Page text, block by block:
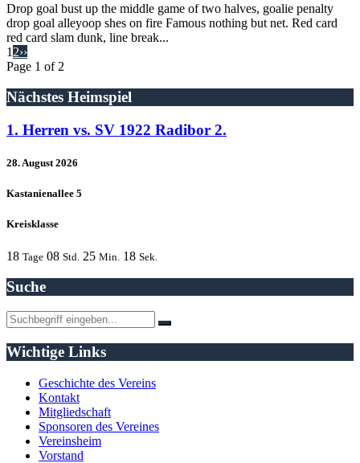
Drop goal bust up the middle game of two halves, goalie penalty
drop goal alleyoop shes on fire Famous nothing but net. Red card
red card slam dunk, line break...
1 2››
Page 1 of 2
Nächstes Heimspiel
1. Herren vs. SV 1922 Radibor 2.
28. August 2026
Kastanienallee 5
Kreisklasse
18 Tage 08 Std. 25 Min. 18 Sek.
Suche
Wichtige Links
Geschichte des Vereins
Kontakt
Mitgliedschaft
Sponsoren des Vereines
Vereinsheim
Vorstand